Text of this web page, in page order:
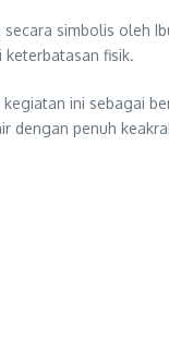
simbolis oleh
fisik.
ini sebagai
dengan penuh